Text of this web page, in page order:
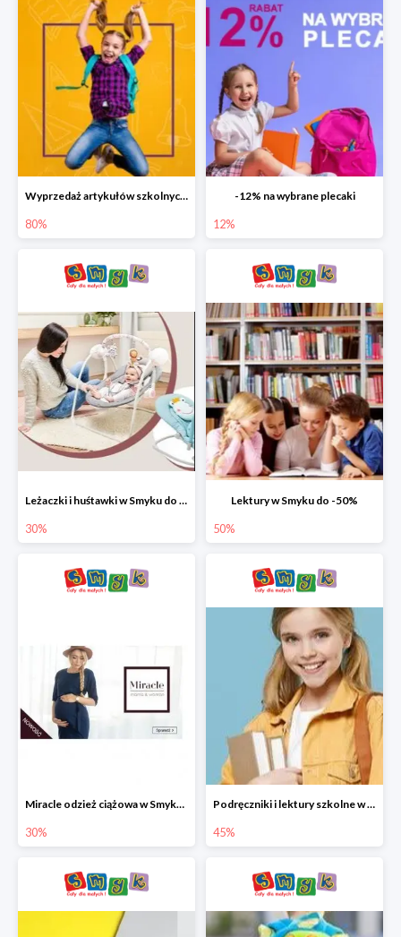
Wyprzedaż artykułów szkolnych w Smyku do -80%
80%
-12% na wybrane plecaki
12%
Leżaczki i huśtawki w Smyku do -30%
30%
Lektury w Smyku do -50%
50%
Miracle odzież ciążowa w Smyku co -30%
30%
Podręczniki i lektury szkolne w Smyku do -45%
45%